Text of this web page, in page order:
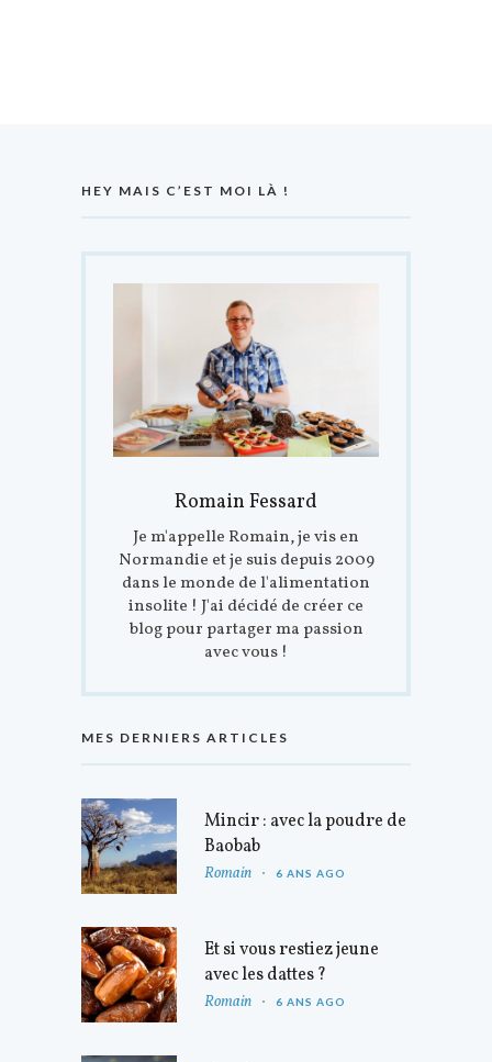
HEY MAIS C’EST MOI LÀ !
Romain Fessard
Je m'appelle Romain, je vis en
Normandie et je suis depuis 2009
dans le monde de l'alimentation
insolite ! J'ai décidé de créer ce
blog pour partager ma passion
avec vous !
MES DERNIERS ARTICLES
Mincir : avec la poudre de
Baobab
Romain 6 ANS AGO
Et si vous restiez jeune
avec les dattes ?
Romain 6 ANS AGO